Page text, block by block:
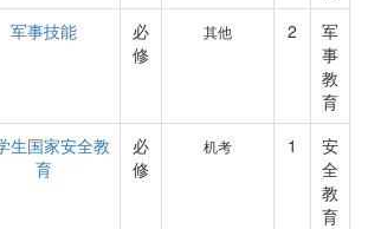
军事技能
必
修
其他 2
军
事
教
育
生国家安全教
育
必
修
机考 1
安
全
教
育